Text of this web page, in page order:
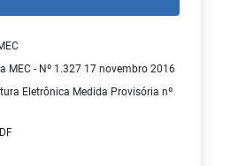
MEC - Nº 1.327 17 novembro 2016
Eletrônica Medida Provisória nº